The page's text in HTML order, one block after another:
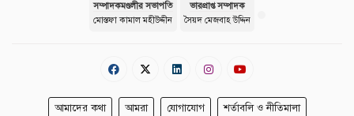
সম্পাদকমণ্ডলীর সভাপতি
মোস্তফা কামাল মহীউদ্দীন
ভারপ্রাপ্ত সম্পাদক
সৈয়দ মেজবাহ উদ্দিন
আমাদের কথা আমরা যোগাযোগ শর্তাবলি ও নীতিমালা